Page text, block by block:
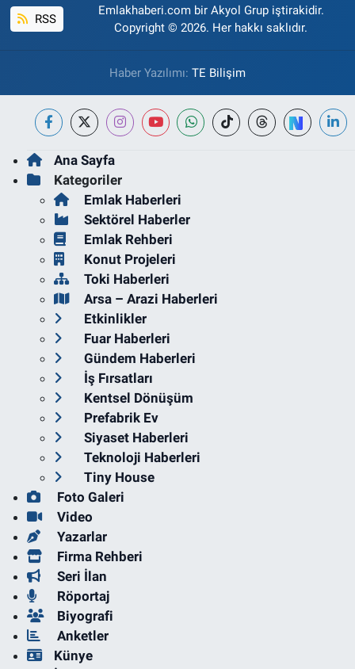
RSS
Emlakhaberi.com bir Akyol Grup iştirakidir.
Copyright © 2026. Her hakkı saklıdır.
Haber Yazılımı: TE Bilişim
Ana Sayfa
Kategoriler
Emlak Haberleri
Sektörel Haberler
Emlak Rehberi
Konut Projeleri
Toki Haberleri
Arsa – Arazi Haberleri
Etkinlikler
Fuar Haberleri
Gündem Haberleri
İş Fırsatları
Kentsel Dönüşüm
Prefabrik Ev
Siyaset Haberleri
Teknoloji Haberleri
Tiny House
Foto Galeri
Video
Yazarlar
Firma Rehberi
Seri İlan
Röportaj
Biyografi
Anketler
Künye